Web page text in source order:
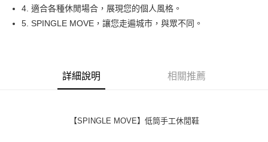
運送方式
全家取貨付款
4. 適合各種休閒場合，展現您的個人風格。
5. SPINGLE MOVE，讓您走遍城市，與眾不同。
詳細說明 相關推薦
【SPINGLE MOVE】低筒手工休閒鞋